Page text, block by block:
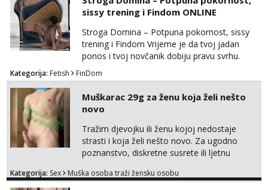
isključivo ozbiljni, solventni i poslušni subovi
koji žude za strogim zapovijedima, sissy
transformacijom (rublje, elegancija) i
potpunim psiholo...
sissy trening i Findom ONLINE
Stroga Domina – Potpuna pokornost, sissy
trening i Findom Vrijeme je da tvoj jadan
ponos i tvoj novčanik dobiju pravu svrhu.
Inteligentna, hladna i beskompromisna
Domina preuzima potpunu kontrolu nad
tvojim umom i financijama. Zanimaju me
isključivo ozbiljni, solventni i poslušni subovi
koji žude za strogim zapovijedima, sissy
transformacijom (rublje, elegancija) i
potpunim psihološkim treni...
Kategorija: Fetish FinDom
Muškarac 29g za ženu koja želi nešto
novo
Tražim djevojku ili ženu kojoj nedostaje
strasti i koja želi nešto novo. Za ugodno
poznanstvo, diskretne susrete ili ljetnu
uredan. Slobodna ili zauzeta, dobrodošla. Prvi
Kategorija: Sex Muška osoba traži žensku osobu